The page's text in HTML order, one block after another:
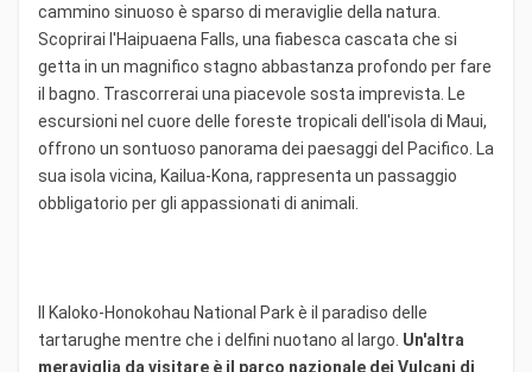
cammino sinuoso è sparso di meraviglie della natura.
Scoprirai l'Haipuaena Falls, una fiabesca cascata che si
getta in un magnifico stagno abbastanza profondo per fare
il bagno. Trascorrerai una piacevole sosta imprevista. Le
escursioni nel cuore delle foreste tropicali dell'isola di Maui,
offrono un sontuoso panorama dei paesaggi del Pacifico. La
sua isola vicina, Kailua-Kona, rappresenta un passaggio
obbligatorio per gli appassionati di animali.
Il Kaloko-Honokohau National Park è il paradiso delle
tartarughe mentre che i delfini nuotano al largo. Un'altra
meraviglia da visitare è il parco nazionale dei Vulcani di